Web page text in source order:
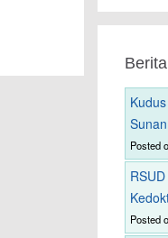
Posted
Posted